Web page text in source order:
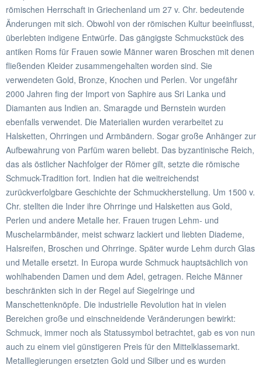
römischen Herrschaft in Griechenland um 27 v. Chr. bedeutende
Änderungen mit sich. Obwohl von der römischen Kultur beeinflusst,
überlebten indigene Entwürfe. Das gängigste Schmuckstück des
antiken Roms für Frauen sowie Männer waren Broschen mit denen
fließenden Kleider zusammengehalten worden sind. Sie
verwendeten Gold, Bronze, Knochen und Perlen. Vor ungefähr
2000 Jahren fing der Import von Saphire aus Sri Lanka und
Diamanten aus Indien an. Smaragde und Bernstein wurden
ebenfalls verwendet. Die Materialien wurden verarbeitet zu
Halsketten, Ohrringen und Armbändern. Sogar große Anhänger zur
Aufbewahrung von Parfüm waren beliebt. Das byzantinische Reich,
das als östlicher Nachfolger der Römer gilt, setzte die römische
Schmuck-Tradition fort. Indien hat die weitreichendst
zurückverfolgbare Geschichte der Schmuckherstellung. Um 1500 v.
Chr. stellten die Inder ihre Ohrringe und Halsketten aus Gold,
Perlen und andere Metalle her. Frauen trugen Lehm- und
Muschelarmbänder, meist schwarz lackiert und liebten Diademe,
Halsreifen, Broschen und Ohrringe. Später wurde Lehm durch Glas
und Metalle ersetzt. In Europa wurde Schmuck hauptsächlich von
wohlhabenden Damen und dem Adel, getragen. Reiche Männer
beschränkten sich in der Regel auf Siegelringe und
Manschettenknöpfe. Die industrielle Revolution hat in vielen
Bereichen große und einschneidende Veränderungen bewirkt:
Schmuck, immer noch als Statussymbol betrachtet, gab es von nun
auch zu einem viel günstigeren Preis für den Mittelklassemarkt.
Metalllegierungen ersetzten Gold und Silber und es wurden